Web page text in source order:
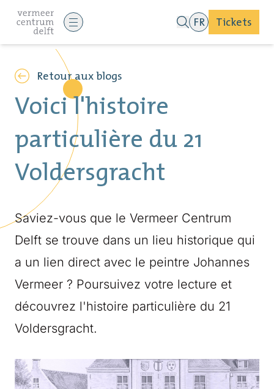
FR Tickets
Retour aux blogs
Voici l'histoire
particulière du 21
Voldersgracht
Saviez-vous que le Vermeer Centrum
Delft se trouve dans un lieu historique qui
a un lien direct avec le peintre Johannes
Vermeer ? Poursuivez votre lecture et
découvrez l'histoire particulière du 21
Voldersgracht.